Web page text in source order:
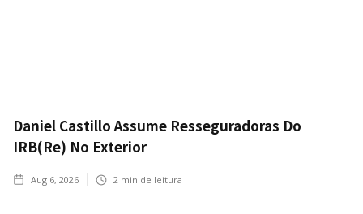
Daniel Castillo Assume Resseguradoras Do
IRB(Re) No Exterior
Aug 6, 2026 2 min de leitura